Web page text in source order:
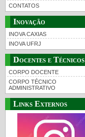
CONTATOS
Inovação
INOVA CAXIAS
INOVA UFRJ
Docentes e Técnicos
CORPO DOCENTE
CORPO TÉCNICO
ADMINISTRATIVO
Links Externos